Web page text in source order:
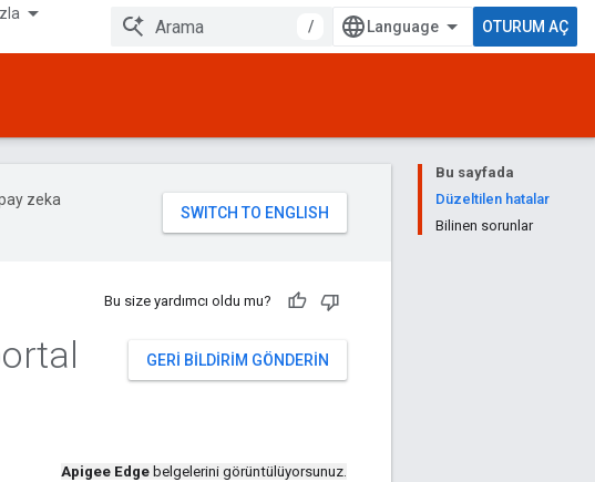
/ OTURUM AÇ
Bu sayfada
Düzeltilen hatalar
Bilinen sorunlar
zeka
Bu size yardımcı oldu mu?
GERI BILDIRIM GÖNDERIN
Apigee Edge belgelerini görüntülüyorsunuz.